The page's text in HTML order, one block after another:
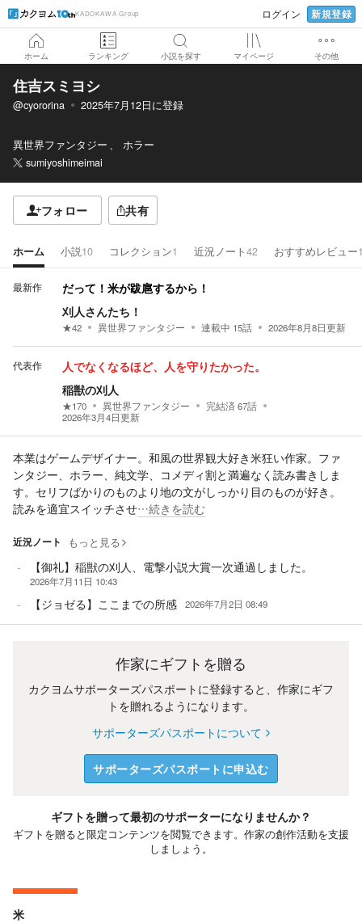
KADOKAWA Group ログイン 新規登録
ホーム ランキング 小説を探す マイページ その他
住吉スミヨシ
@cyororina 2025年7月12日に登録
異世界ファンタジー
ホラー
sumiyoshimeimai
フォロー 共有
ホーム 小説10 コレクション1 近況ノート42 おすすめレビュー
最新作 だって！米が跋扈するから！
刈人さんたち！
★42 異世界ファンタジー 連載中 15話 2026年8月8日更新
代表作 人でなくなるほど、人を守りたかった。
稲獣の刈人
★170 異世界ファンタジー 完結済67話
2026年3月4日更新
本業はゲームデザイナー。和風の世界観大好き米狂い作家。ファ
ンタジー、ホラー、純文学、コメディ割と満遍なく読み書きしま
す。セリフばかりのものより地の文がしっかり目のものが好き。
読みを適宜スイッチさせ…続きを読む
近況ノート もっと見る
【御礼】稲獣の刈人、電撃小説大賞一次通過しました。
2026年7月11日 10:43
【ジョゼる】ここまでの所感 2026年7月2日 08:49
作家にギフトを贈る
カクヨムサポーターズパスポートに登録すると、作家にギフ
トを贈れるようになります。
サポーターズパスポートについて
サポーターズパスポートに申込む
ギフトを贈って最初のサポーターになりませんか？
ギフトを贈ると限定コンテンツを閲覧できます。作家の創作活動を支援
しましょう。
米